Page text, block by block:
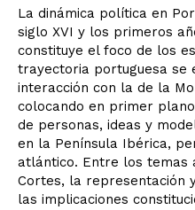
La dinámica política en
siglo XVI y los primeros
constituye el foco de los
trayectoria portuguesa se
interacción con la de la
colocando en primer
de personas, ideas y
en la Península Ibérica,
atlántico. Entre los temas
Cortes, la representación
las implicaciones